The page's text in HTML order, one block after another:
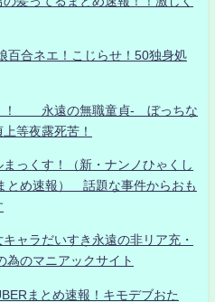
百合ネエ！こじらせ！50独身処
！ 永遠の無職童貞- ぼっちな
等夜露死苦！
っくす！（新・ナンノひゃくし
とめ速報） 話題な事件からおも
ャラだいすき永遠の非リア充・
為のマニアックサイト
まとめ速報！キモデブおた